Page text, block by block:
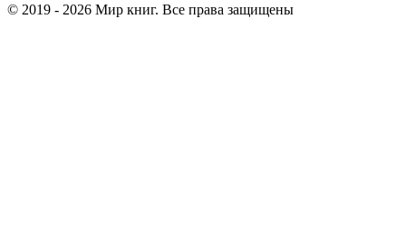
© 2019 - 2026 Мир книг. Все права защищены